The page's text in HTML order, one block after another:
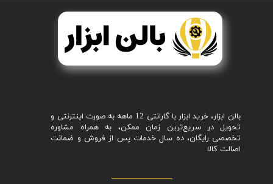
بالن ابزار، خرید ابزار با گارانتی 12 ماهه به صورت اینترنتی و
تحویل در سریع‌ترین زمان ممکن، به همراه مشاوره
تخصصی رایگان، ده سال خدمات پس از فروش و ضمانت
اصالت کالا